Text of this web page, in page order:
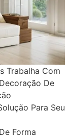
Trabalha Com
De
Para Seu
Forma